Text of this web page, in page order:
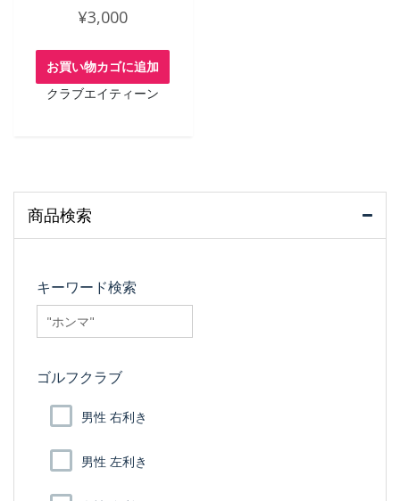
¥3,000
お買い物カゴに追加
クラブエイティーン
商品検索
キーワード検索
searchfilter_pro
ゴルフクラブ
男性 右利き
男性 左利き